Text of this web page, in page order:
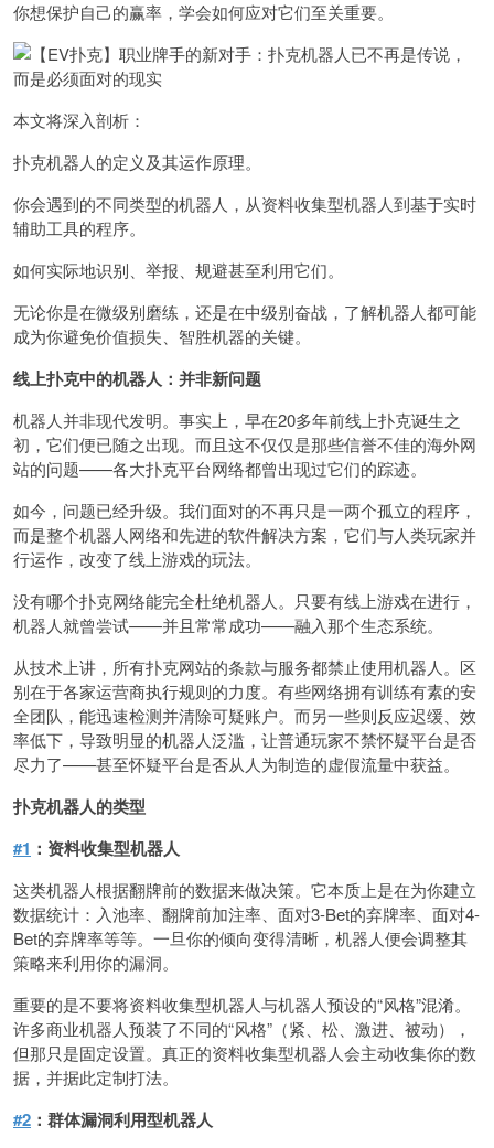
你想保护自己的赢率，学会如何应对它们至关重要。
本文将深入剖析：
扑克机器人的定义及其运作原理。
你会遇到的不同类型的机器人，从资料收集型机器人到基于实时
辅助工具的程序。
如何实际地识别、举报、规避甚至利用它们。
无论你是在微级别磨练，还是在中级别奋战，了解机器人都可能
成为你避免价值损失、智胜机器的关键。
线上扑克中的机器人：并非新问题
机器人并非现代发明。事实上，早在20多年前线上扑克诞生之
初，它们便已随之出现。而且这不仅仅是那些信誉不佳的海外网
站的问题——各大扑克平台网络都曾出现过它们的踪迹。
如今，问题已经升级。我们面对的不再只是一两个孤立的程序，
而是整个机器人网络和先进的软件解决方案，它们与人类玩家并
行运作，改变了线上游戏的玩法。
没有哪个扑克网络能完全杜绝机器人。只要有线上游戏在进行，
机器人就曾尝试——并且常常成功——融入那个生态系统。
从技术上讲，所有扑克网站的条款与服务都禁止使用机器人。区
别在于各家运营商执行规则的力度。有些网络拥有训练有素的安
全团队，能迅速检测并清除可疑账户。而另一些则反应迟缓、效
率低下，导致明显的机器人泛滥，让普通玩家不禁怀疑平台是否
尽力了——甚至怀疑平台是否从人为制造的虚假流量中获益。
扑克机器人的类型
#1 ：资料收集型机器人
这类机器人根据翻牌前的数据来做决策。它本质上是在为你建立
数据统计：入池率、翻牌前加注率、面对3-Bet的弃牌率、面对4-
Bet的弃牌率等等。一旦你的倾向变得清晰，机器人便会调整其
策略来利用你的漏洞。
重要的是不要将资料收集型机器人与机器人预设的“风格”混淆。
许多商业机器人预装了不同的“风格”（紧、松、激进、被动），
但那只是固定设置。真正的资料收集型机器人会主动收集你的数
据，并据此定制打法。
#2 ：群体漏洞利用型机器人